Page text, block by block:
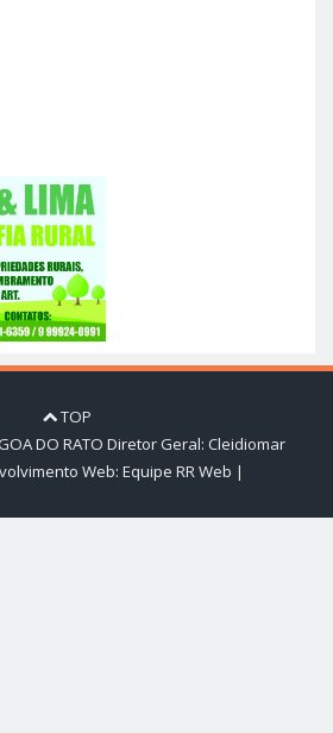
TOP
DO RATO Diretor Geral: Cleidiomar
Web: Equipe RR Web |